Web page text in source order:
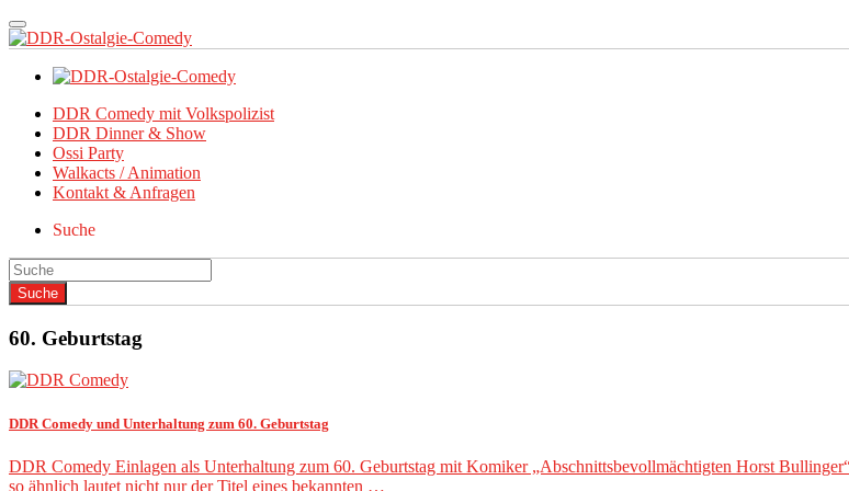
DDR Comedy mit Volkspolizist
DDR Dinner & Show
Ossi Party
Walkacts / Animation
Kontakt & Anfragen
Suche
60. Geburtstag
DDR Comedy und Unterhaltung zum 60. Geburtstag
DDR Comedy Einlagen als Unterhaltung zum 60. Geburtstag mit Komiker „Abschnittsbevollmächtigten Horst
so ähnlich lautet nicht nur der Titel eines bekannten …